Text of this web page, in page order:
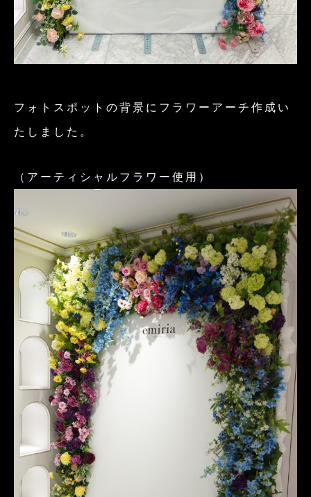
フォトスポットの背景にフラワーアーチ作成い
たしました。
（アーティシャルフラワー使用）